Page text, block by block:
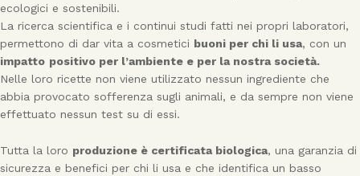
ecologici e sostenibili.
La ricerca scientifica e i continui studi fatti nei propri laboratori,
permettono di dar vita a cosmetici buoni per chi li usa, con un
impatto positivo per l’ambiente e per la nostra società.
Nelle loro ricette non viene utilizzato nessun ingrediente che
abbia provocato sofferenza sugli animali, e da sempre non viene
effettuato nessun test su di essi.
Tutta la loro produzione è certificata biologica, una garanzia di
sicurezza e benefici per chi li usa e che identifica un basso